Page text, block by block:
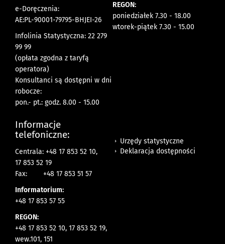
e-Doręczenia:
AE:PL-90001-79795-BHJEI-26
Infolinia Statystyczna: 22 279
99 99
(opłata zgodna z taryfą
operatora)
Konsultanci są dostępni w dni
robocze:
pon.- pt.: godz. 8.00 - 15.00
REGON:
poniedziałek 7.30 - 18.00
wtorek-piątek 7.30 - 15.00
Informacje
telefoniczne:
Centrala: +48 17 853 52 10,
17 853 52 19
Fax:
+48 17 853 51 57
Informatorium:
+48 17 853 57 55
REGON:
+48 17 853 52 10, 17 853 52 19,
wew.101, 151
Urzędy statystyczne
Deklaracja dostępności